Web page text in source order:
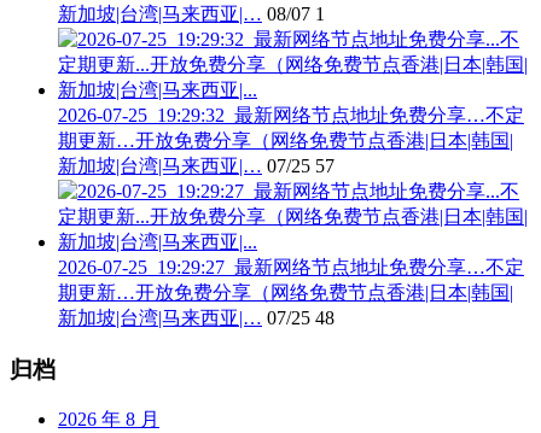
新加坡|台湾|马来西亚|… 08/07 1
2026-07-25_19:29:32_最新网络节点地址免费分享…不定
期更新…开放免费分享（网络免费节点香港|日本|韩国|
新加坡|台湾|马来西亚|… 07/25 57
2026-07-25_19:29:27_最新网络节点地址免费分享…不定
期更新…开放免费分享（网络免费节点香港|日本|韩国|
新加坡|台湾|马来西亚|… 07/25 48
归档
2026 年 8 月